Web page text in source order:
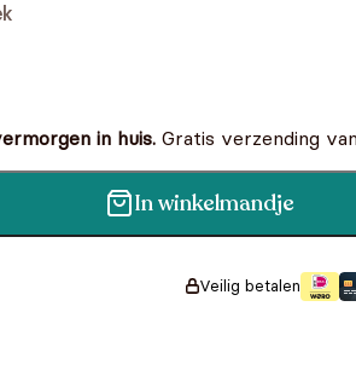
in huis. Gratis verzending
aantal In winkelmandje
Veilig betalen